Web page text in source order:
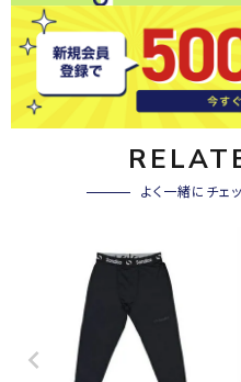
よく一緒にチェ